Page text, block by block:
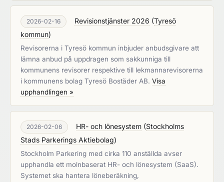
2026-02-16 Revisionstjänster 2026 (Tyresö
kommun)
Revisorerna i Tyresö kommun inbjuder anbudsgivare att
lämna anbud på uppdragen som sakkunniga till
kommunens revisorer respektive till lekmannarevisorerna
i kommunens bolag Tyresö Bostäder AB. Visa
upphandlingen »
2026-02-06 HR- och lönesystem (Stockholms
Stads Parkerings Aktiebolag)
Stockholm Parkering med cirka 110 anställda avser
upphandla ett molnbaserat HR- och lönesystem (SaaS).
Systemet ska hantera löneberäkning,